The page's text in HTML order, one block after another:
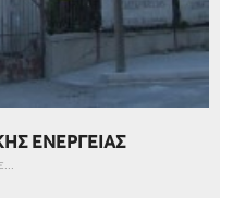
ΕΝΕΡΓΕΙΑΣ